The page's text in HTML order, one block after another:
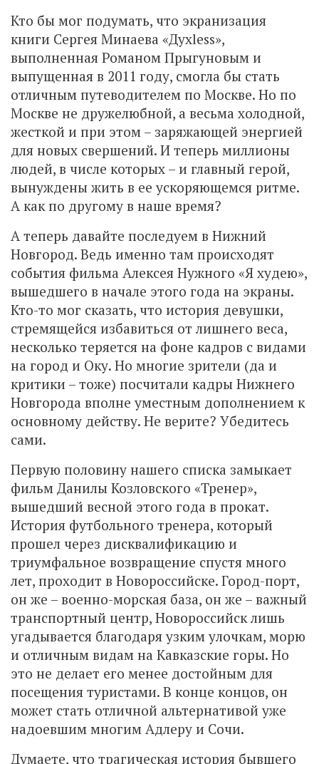
Кто бы мог подумать, что экранизация
книги Сергея Минаева «Духless»,
выполненная Романом Прыгуновым и
выпущенная в 2011 году, смогла бы стать
отличным путеводителем по Москве. Но по
Москве не дружелюбной, а весьма холодной,
жесткой и при этом – заряжающей энергией
для новых свершений. И теперь миллионы
людей, в числе которых – и главный герой,
вынуждены жить в ее ускоряющемся ритме.
А как по другому в наше время?
А теперь давайте последуем в Нижний
Новгород. Ведь именно там происходят
события фильма Алексея Нужного «Я худею»,
вышедшего в начале этого года на экраны.
Кто-то мог сказать, что история девушки,
стремящейся избавиться от лишнего веса,
несколько теряется на фоне кадров с видами
на город и Оку. Но многие зрители (да и
критики – тоже) посчитали кадры Нижнего
Новгорода вполне уместным дополнением к
основному действу. Не верите? Убедитесь
сами.
Первую половину нашего списка замыкает
фильм Данилы Козловского «Тренер»,
вышедший весной этого года в прокат.
История футбольного тренера, который
прошел через дисквалификацию и
триумфальное возвращение спустя много
лет, проходит в Новороссийске. Город-порт,
он же – военно-морская база, он же – важный
транспортный центр, Новороссийск лишь
угадывается благодаря узким улочкам, морю
и отличным видам на Кавказские горы. Но
это не делает его менее достойным для
посещения туристами. В конце концов, он
может стать отличной альтернативой уже
надоевшим многим Адлеру и Сочи.
Думаете, что трагическая история бывшего